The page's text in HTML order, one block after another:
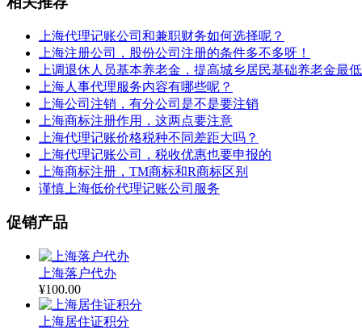
上海代理记账公司和兼职财务如何选择呢？
上海注册公司，股份公司注册的条件多不多呀！
上调退休人员基本养老金，提高城乡居民基础养老金最
上海人事代理服务内容有哪些呢？
上海公司注销，有分公司是不是要注销
上海商标注册作用，这两点要注意
上海代理记账价格税种不同差距大吗？
上海代理记账公司，税收优惠也要申报的
上海商标注册，TM商标和R商标区别
谨慎上海低价代理记账公司服务
促销产品
上海落户代办
¥100.00
上海居住证积分